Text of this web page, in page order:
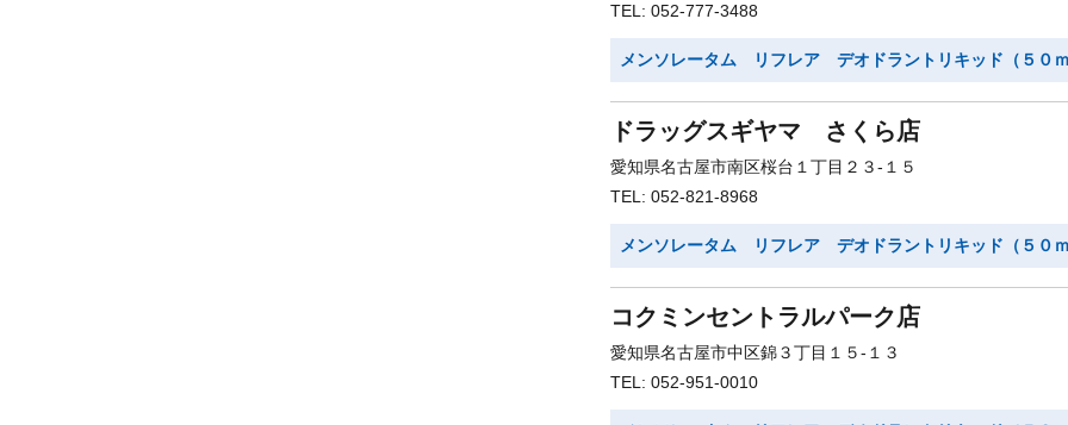
TEL: 052-777-3488
メンソレータム リフレア デオドラントリキッド（５０ｍ
ドラッグスギヤマ さくら店
愛知県名古屋市南区桜台１丁目２３-１５
TEL: 052-821-8968
メンソレータム リフレア デオドラントリキッド（５０ｍ
コクミンセントラルパーク店
愛知県名古屋市中区錦３丁目１５-１３
TEL: 052-951-0010